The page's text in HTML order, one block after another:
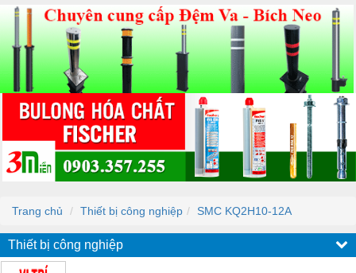
Trang chủ Thiết bị công nghiệp SMC KQ2H10-12A
Thiết bị công nghiệp